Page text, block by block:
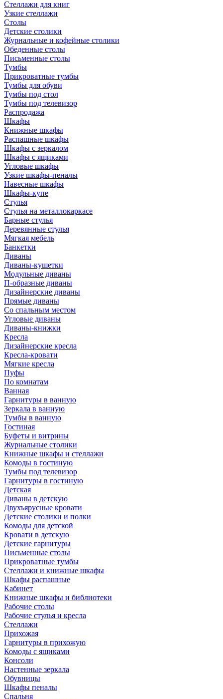
Стеллажи для книг
Узкие стеллажи
Столы
Детские столики
Журнальные и кофейные столики
Обеденные столы
Письменные столы
Тумбы
Прикроватные тумбы
Тумбы для обуви
Тумбы под стол
Тумбы под телевизор
Распродажа
Шкафы
Книжные шкафы
Распашные шкафы
Шкафы с зеркалом
Шкафы с ящиками
Угловые шкафы
Узкие шкафы-пеналы
Навесные шкафы
Шкафы-купе
Стулья
Стулья на металлокаркасе
Барные стулья
Деревянные стулья
Мягкая мебель
Банкетки
Диваны
Диваны-кушетки
Модульные диваны
П-образные диваны
Дизайнерские диваны
Прямые диваны
Со спальным местом
Угловые диваны
Диваны-книжки
Кресла
Дизайнерские кресла
Кресла-кровати
Мягкие кресла
Пуфы
По комнатам
Ванная
Гарнитуры в ванную
Зеркала в ванную
Тумбы в ванную
Гостиная
Буфеты и витрины
Журнальные столики
Книжные шкафы и стеллажи
Комоды в гостиную
Тумбы под телевизор
Гарнитуры в гостиную
Детская
Диваны в детскую
Двухъярусные кровати
Детские столики и полки
Комоды для детской
Кровати в детскую
Детские гарнитуры
Письменные столы
Прикроватные тумбы
Стеллажи и книжные шкафы
Шкафы распашные
Кабинет
Книжные шкафы и библиотеки
Рабочие столы
Рабочие стулья и кресла
Стеллажи
Прихожая
Гарнитуры в прихожую
Комоды с ящиками
Консоли
Настенные зеркала
Обувницы
Шкафы пеналы
Спальня